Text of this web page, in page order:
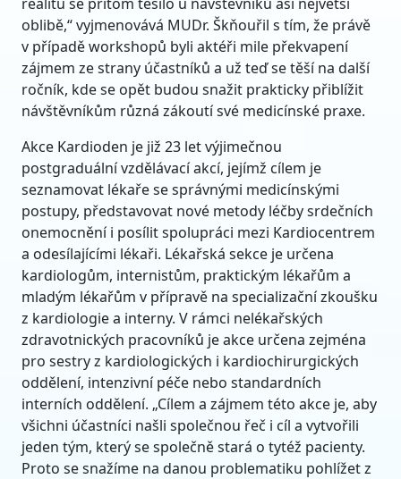
oblibě,“ vyjmenovává MUDr. Škňouřil s tím, že právě
v případě workshopů byli aktéři mile překvapení
zájmem ze strany účastníků a už teď se těší na další
ročník, kde se opět budou snažit prakticky přiblížit
návštěvníkům různá zákoutí své medicínské praxe.
Akce Kardioden je již 23 let výjimečnou
postgraduální vzdělávací akcí, jejímž cílem je
seznamovat lékaře se správnými medicínskými
postupy, představovat nové metody léčby srdečních
onemocnění i posílit spolupráci mezi Kardiocentrem
a odesílajícími lékaři. Lékařská sekce je určena
kardiologům, internistům, praktickým lékařům a
mladým lékařům v přípravě na specializační zkoušku
z kardiologie a interny. V rámci nelékařských
zdravotnických pracovníků je akce určena zejména
pro sestry z kardiologických i kardiochirurgických
oddělení, intenzivní péče nebo standardních
interních oddělení. „Cílem a zájmem této akce je, aby
všichni účastníci našli společnou řeč i cíl a vytvořili
jeden tým, který se společně stará o tytéž pacienty.
Proto se snažíme na danou problematiku pohlížet z